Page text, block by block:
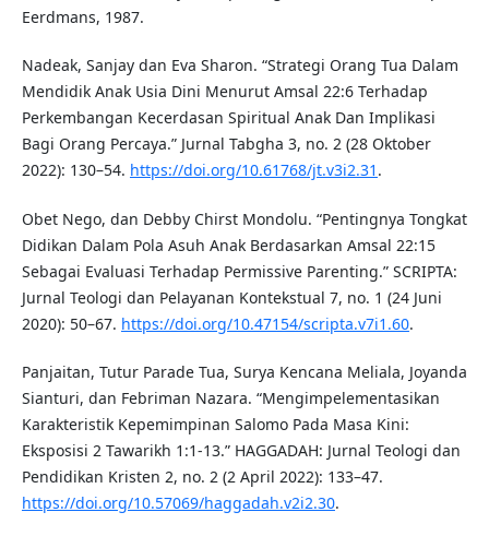
Eerdmans, 1987.
Nadeak, Sanjay dan Eva Sharon. “Strategi Orang Tua Dalam
Mendidik Anak Usia Dini Menurut Amsal 22:6 Terhadap
Perkembangan Kecerdasan Spiritual Anak Dan Implikasi
Bagi Orang Percaya.” Jurnal Tabgha 3, no. 2 (28 Oktober
2022): 130–54. https://doi.org/10.61768/jt.v3i2.31 .
Obet Nego, dan Debby Chirst Mondolu. “Pentingnya Tongkat
Didikan Dalam Pola Asuh Anak Berdasarkan Amsal 22:15
Sebagai Evaluasi Terhadap Permissive Parenting.” SCRIPTA:
Jurnal Teologi dan Pelayanan Kontekstual 7, no. 1 (24 Juni
2020): 50–67. https://doi.org/10.47154/scripta.v7i1.60.
Panjaitan, Tutur Parade Tua, Surya Kencana Meliala, Joyanda
Sianturi, dan Febriman Nazara. “Mengimpelementasikan
Karakteristik Kepemimpinan Salomo Pada Masa Kini:
Eksposisi 2 Tawarikh 1:1-13.” HAGGADAH: Jurnal Teologi dan
Pendidikan Kristen 2, no. 2 (2 April 2022): 133–47.
https://doi.org/10.57069/haggadah.v2i2.30.